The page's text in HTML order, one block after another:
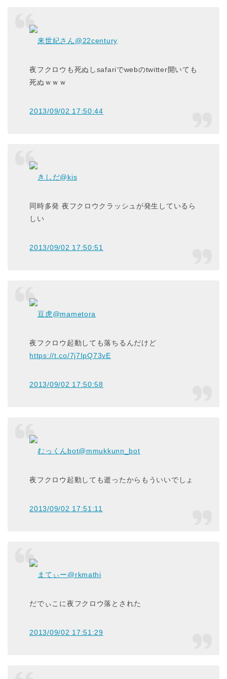
来世紀さん@22century
夜フクロウも死ぬしsafariでwebのtwitter開いても
死ぬｗｗｗ
2013/09/02 17:50:44
きしだ@kis
同時多発 夜フクロウクラッシュが発生しているら
しい
2013/09/02 17:50:51
豆虎@mametora
夜フクロウ起動しても落ちるんだけど
https://t.co/7j7IpQ73vE
2013/09/02 17:50:58
むっくんbot@mmukkunn_bot
夜フクロウ起動しても逝ったからもういいでしょ
2013/09/02 17:51:11
まてぃー@rkmathi
だでぃこに夜フクロウ落とされた
2013/09/02 17:51:29